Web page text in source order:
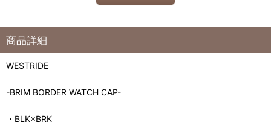
商品詳細
WESTRIDE
-BRIM BORDER WATCH CAP-
・BLK×BRK